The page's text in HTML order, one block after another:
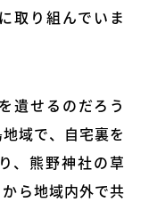
取り組んでいま
遺せるのだろう
域で、自宅裏を
、熊野神社の草
ら地域内外で共